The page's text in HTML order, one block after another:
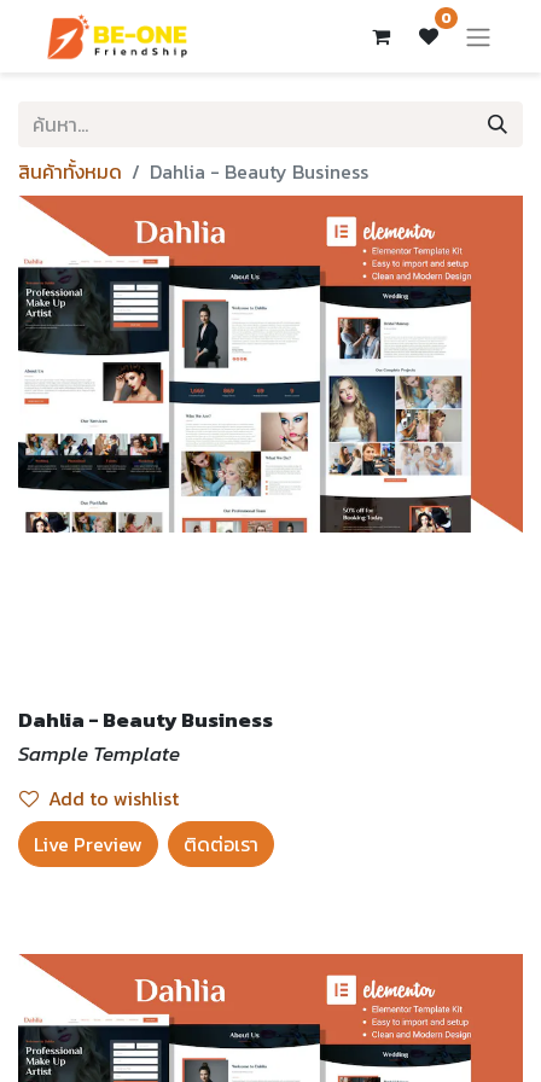
0
สินค้าทั้งหมด Dahlia - Beauty Business
Dahlia - Beauty Business
Sample Template
Add to wishlist
Live Preview​
ติดต่อเรา